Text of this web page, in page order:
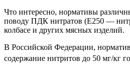
Что интересно, нормативы
поводу ПДК нитратов (Е250 —
колбасе и других мясных изделий.
В Российской Федерации,
содержание нитритов до 50 мг/кг